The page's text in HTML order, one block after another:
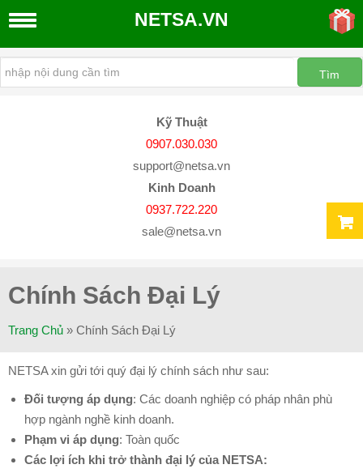
THIẾT
KẾ
Vụ
SEO
Google
Ký
Bộ
Công
Thương
THIẾT
NETSA.VN
Kỹ Thuật
0907.030.030
support@netsa.vn
Kinh Doanh
0937.722.220
sale@netsa.vn
Chính Sách Đại Lý
Trang Chủ » Chính Sách Đại Lý
NETSA xin gửi tới quý đại lý chính sách như sau:
Đối tượng áp dụng: Các doanh nghiệp có pháp nhân phù
hợp ngành nghề kinh doanh.
Phạm vi áp dụng: Toàn quốc
Các lợi ích khi trở thành đại lý của NETSA: